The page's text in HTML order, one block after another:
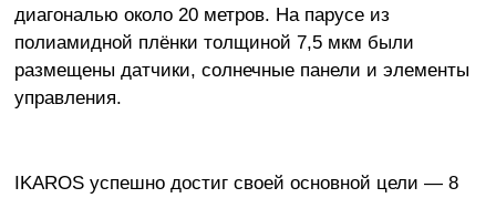
диагональю около 20 метров. На парусе из
полиамидной плёнки толщиной 7,5 мкм были
размещены датчики, солнечные панели и элементы
управления.
IKAROS успешно достиг своей основной цели — 8